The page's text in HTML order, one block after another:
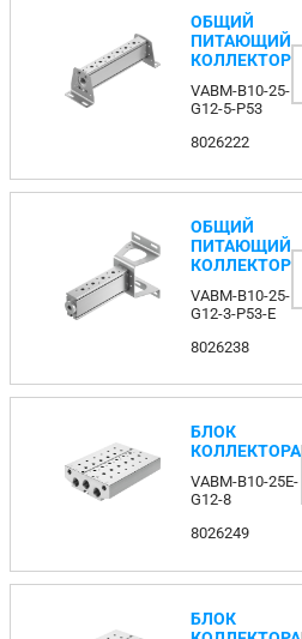
ОБЩИЙ
ПИТАЮЩИЙ
КОЛЛЕКТОР
VABM-B10-25-
G12-5-P53
8026222
ОБЩИЙ
ПИТАЮЩИЙ
КОЛЛЕКТОР
VABM-B10-25-
G12-3-P53-E
8026238
БЛОК
КОЛЛЕКТОРА
VABM-B10-25E-
G12-8
8026249
БЛОК